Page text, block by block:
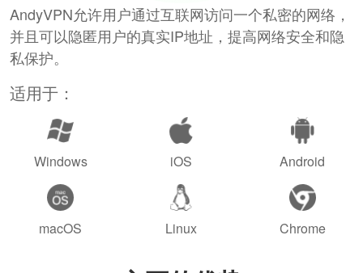
AndyVPN允许用户通过互联网访问一个私密的网络，
并且可以隐匿用户的真实IP地址，提高网络安全和隐
私保护。
适用于：
Windows iOS Android
macOS Linux Chrome